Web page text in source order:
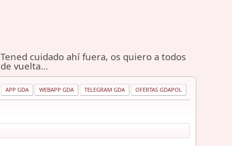
Tened cuidado ahí fuera, os quiero a todos
de vuelta...
APP GDA WEBAPP GDA TELEGRAM GDA OFERTAS GDAPOL